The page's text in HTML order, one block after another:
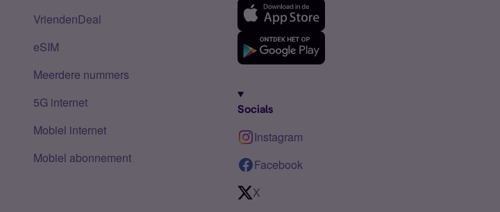
VriendenDeal
eSIM
Meerdere nummers
5G internet
Mobiel internet
Mobiel abonnement
Socials
Instagram
Facebook
X